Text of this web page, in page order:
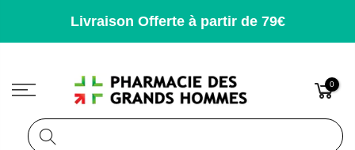
Livraison Offerte à partir de 79€
0